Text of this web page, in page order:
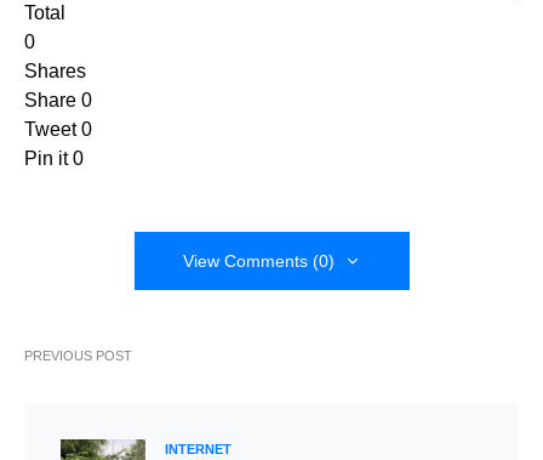
Total
0
Shares
Share 0
Tweet 0
Pin it 0
View Comments (0)
PREVIOUS POST
INTERNET